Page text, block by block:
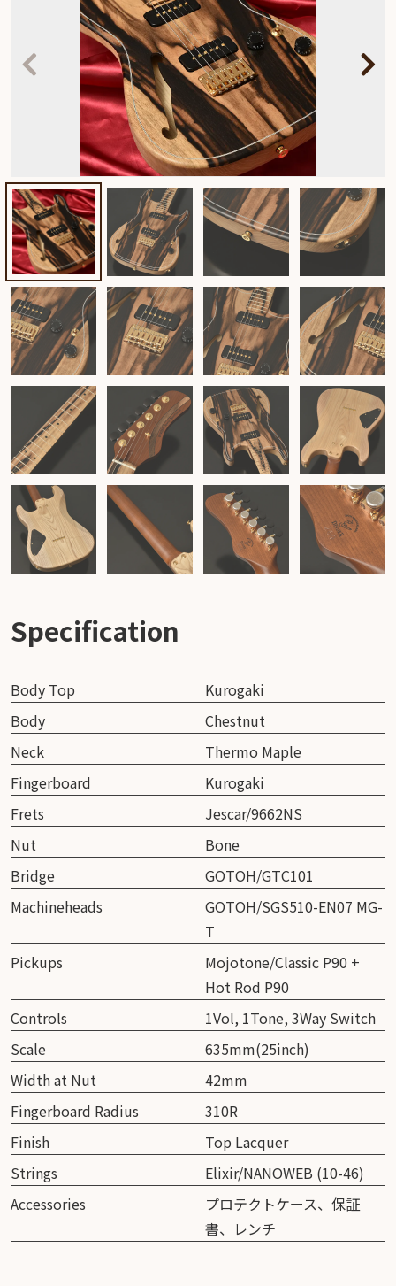
Specification
Body Top
Kurogaki
Body
Chestnut
Neck
Thermo Maple
Fingerboard
Kurogaki
Frets
Jescar/9662NS
Nut
Bone
Bridge
GOTOH/GTC101
Machineheads
GOTOH/SGS510-EN07 MG-
T
Pickups
Mojotone/Classic P90 +
Hot Rod P90
Controls
1Vol, 1Tone, 3Way Switch
Scale
635mm(25inch)
Width at Nut
42mm
Fingerboard Radius
310R
Finish
Top Lacquer
Strings
Elixir/NANOWEB (10-46)
Accessories
プロテクトケース、保証
書、レンチ